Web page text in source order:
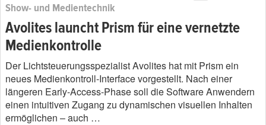
Show- und Medientechnik
Avolites launcht Prism für eine vernetzte
Medienkontrolle
Der Lichtsteuerungsspezialist Avolites hat mit Prism ein
neues Medienkontroll-Interface vorgestellt. Nach einer
längeren Early-Access-Phase soll die Software Anwendern
einen intuitiven Zugang zu dynamischen visuellen Inhalten
ermöglichen – auch …